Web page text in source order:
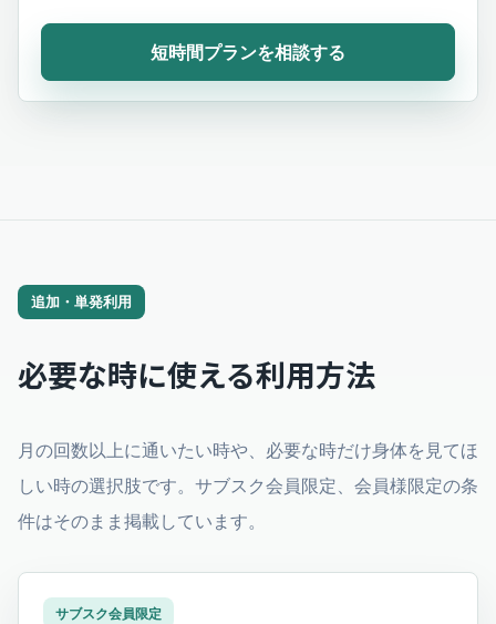
短時間プランを相談する
追加・単発利用
必要な時に使える利用方法
月の回数以上に通いたい時や、必要な時だけ身体を見てほ
しい時の選択肢です。サブスク会員限定、会員様限定の条
件はそのまま掲載しています。
サブスク会員限定